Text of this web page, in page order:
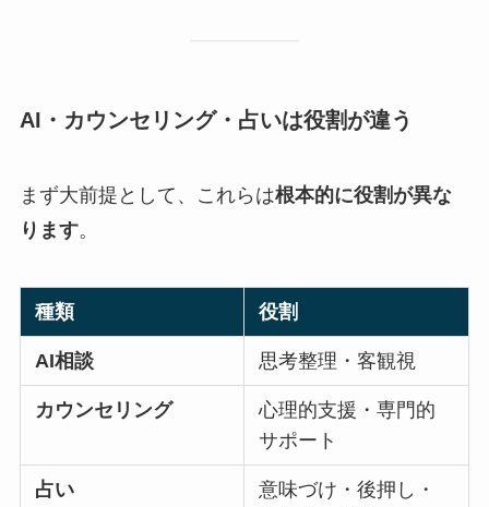
AI・カウンセリング・占いは役割が違う
まず大前提として、これらは根本的に役割が異な
ります。
種類 役割
AI相談 思考整理・客観視
カウンセリング
心理的支援・専門的
サポート
占い
意味づけ・後押し・